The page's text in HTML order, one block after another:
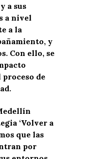
a sus
a nivel
a la
y
Con ello, se
de
‘Volver a
que las
por